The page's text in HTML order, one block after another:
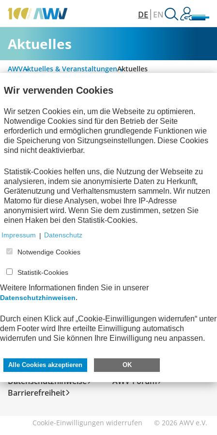
DE EN
Aktuelles
AWVAktuelles & VeranstaltungenAktuelles
Alle Kategorien
Handel und elektronische Kommunikation
Informationswirtschaft
Interviews
zum Verein
Keine Nachrichten verfügbar.
SERVICE
Kontakt
Impressum
Datenschutzhinweise
Barrierefreiheit
DIREKT ZU
FeRD
eXTra
AWV-Forum
Cookie-Einwilligungen widerrufen © 2026 AWV e.V.
Wir verwenden Cookies
Wir setzen Cookies ein, um die Webseite zu optimieren.
Notwendige Cookies sind für den Betrieb der Seite
erforderlich und ermöglichen grundlegende Funktionen wie
die Speicherung von Sitzungseinstellungen. Diese Cookies
sind nicht deaktivierbar.
Statistik-Cookies helfen uns, die Nutzung der Webseite zu
analysieren, indem sie anonymisierte Daten zu Herkunft,
Gerätenutzung und Verhaltensmustern sammeln. Wir nutzen
Matomo für diese Analysen, wobei Ihre IP-Adresse
anonymisiert wird. Wenn Sie dem zustimmen, setzen Sie
einen Haken bei den Statistik-Cookies.
Impressum | Datenschutz
Notwendige Cookies
Statistik-Cookies
Weitere Informationen finden Sie in unserer
Datenschutzhinweisen.
Durch einen Klick auf „Cookie-Einwilligungen widerrufen“ unter
dem Footer wird Ihre erteilte Einwilligung automatisch
widerrufen und Sie können Ihre Einwilligung neu anpassen.
Alle Cookies akzeptieren OK